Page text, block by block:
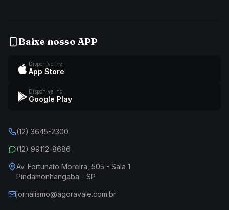
Baixe nosso APP
Disponível na
App Store
Disponível no
Google Play
(12) 3645-2300
(12) 99112-8686
Av. Fortunato Moreira, 505 - Sala 1
Pindamonhangaba - SP
jornalismo@agoravale.com.br